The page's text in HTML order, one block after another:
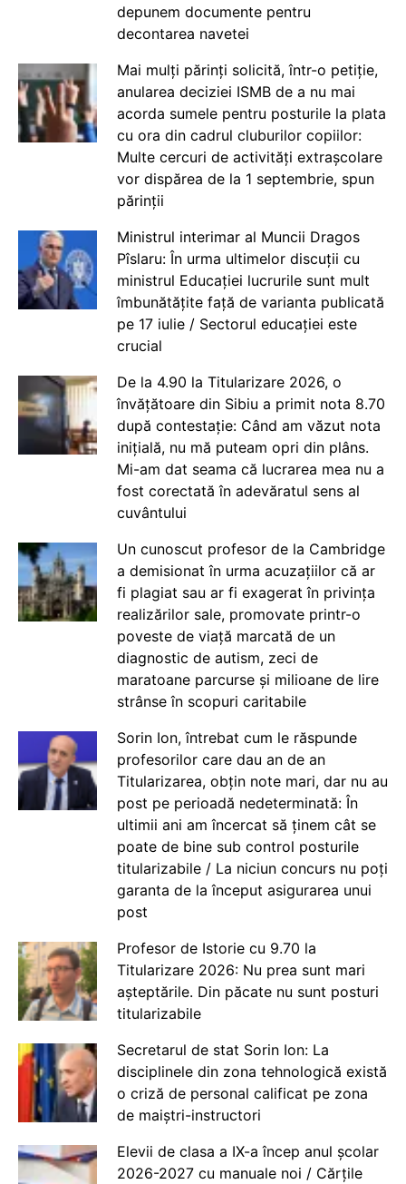
depunem documente pentru
decontarea navetei
Mai mulți părinți solicită, într-o petiție,
anularea deciziei ISMB de a nu mai
acorda sumele pentru posturile la plata
cu ora din cadrul cluburilor copiilor:
Multe cercuri de activități extrașcolare
vor dispărea de la 1 septembrie, spun
părinții
Ministrul interimar al Muncii Dragos
Pîslaru: În urma ultimelor discuții cu
ministrul Educației lucrurile sunt mult
îmbunătățite față de varianta publicată
pe 17 iulie / Sectorul educației este
crucial
De la 4.90 la Titularizare 2026, o
învățătoare din Sibiu a primit nota 8.70
după contestație: Când am văzut nota
inițială, nu mă puteam opri din plâns.
Mi-am dat seama că lucrarea mea nu a
fost corectată în adevăratul sens al
cuvântului
Un cunoscut profesor de la Cambridge
a demisionat în urma acuzațiilor că ar
fi plagiat sau ar fi exagerat în privința
realizărilor sale, promovate printr-o
poveste de viață marcată de un
diagnostic de autism, zeci de
maratoane parcurse și milioane de lire
strânse în scopuri caritabile
Sorin Ion, întrebat cum le răspunde
profesorilor care dau an de an
Titularizarea, obțin note mari, dar nu au
post pe perioadă nedeterminată: În
ultimii ani am încercat să ținem cât se
poate de bine sub control posturile
titularizabile / La niciun concurs nu poți
garanta de la început asigurarea unui
post
Profesor de Istorie cu 9.70 la
Titularizare 2026: Nu prea sunt mari
așteptările. Din păcate nu sunt posturi
titularizabile
Secretarul de stat Sorin Ion: La
disciplinele din zona tehnologică există
o criză de personal calificat pe zona
de maiștri-instructori
Elevii de clasa a IX-a încep anul școlar
2026-2027 cu manuale noi / Cărțile